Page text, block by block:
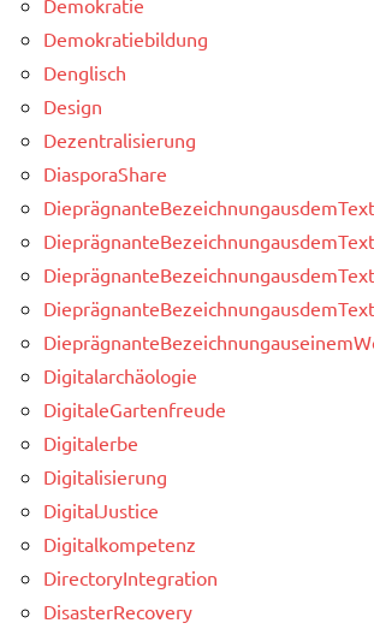
Demokratiebildung
Denglisch
Design
Dezentralisierung
DiasporaShare
Digitalarchäologie
DigitaleGartenfreude
Digitalerbe
Digitalisierung
DigitalJustice
Digitalkompetenz
DirectoryIntegration
DisasterRecovery